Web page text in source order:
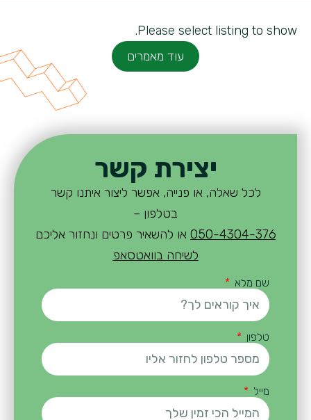
Please select listing to show.
עוד מאמרים
יצירת קשר
לכל שאלה, או פנייה, אפשר ליצור איתנו קשר
בטלפון –
050-4304-376 או להשאיר פרטים ונחזור אליכם
לשיחה בוואטסאפ
שם מלא
טלפון
מייל